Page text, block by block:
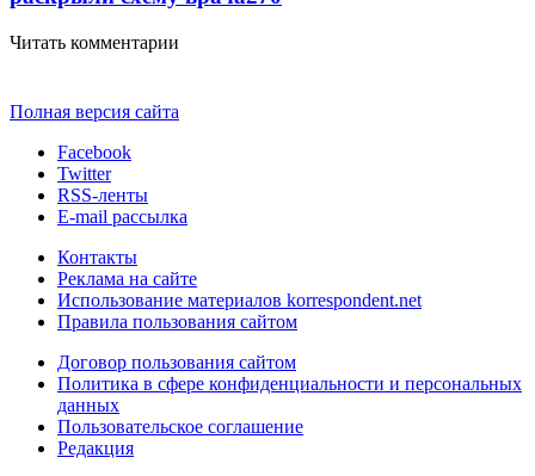
Читать комментарии
Полная версия сайта
Facebook
Twitter
RSS-ленты
E-mail рассылка
Контакты
Реклама на сайте
Использование материалов korrespondent.net
Правила пользования сайтом
Договор пользования сайтом
Политика в сфере конфиденциальности и персональных
данных
Пользовательское соглашение
Редакция